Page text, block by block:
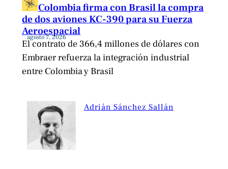
Colombia firma con Brasil la compra
de dos aviones KC-390 para su Fuerza
Aeroespacial
agosto 7, 2026
El contrato de 366,4 millones de dólares con
Embraer refuerza la integración industrial
entre Colombia y Brasil
Adrián Sánchez Sallán